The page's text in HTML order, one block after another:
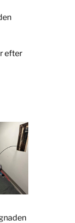
efter